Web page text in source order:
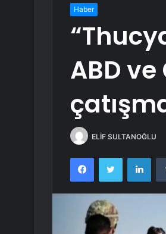
Haber
ABD
ELİF SULTANOĞLU
FacebookTwitter